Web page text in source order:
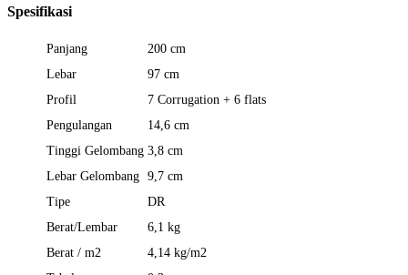
Spesifikasi
Panjang
200 cm
Lebar
97 cm
Profil
7 Corrugation + 6 flats
Pengulangan
14,6 cm
Tinggi Gelombang 3,8 cm
Lebar Gelombang 9,7 cm
Tipe
DR
Berat/Lembar
6,1 kg
Berat / m2
4,14 kg/m2